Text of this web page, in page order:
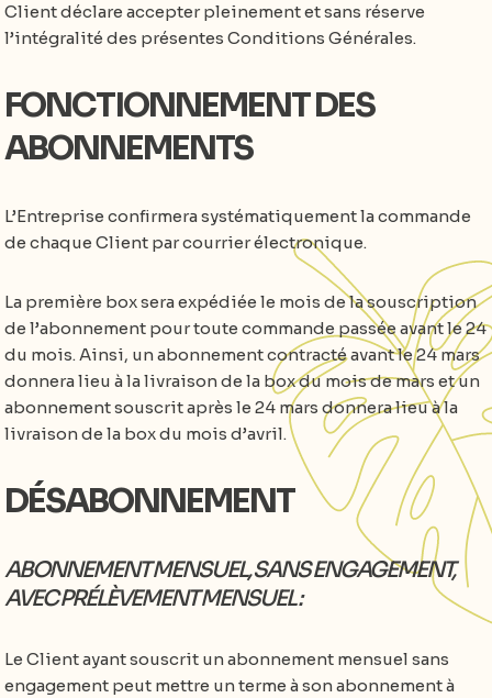
Client déclare accepter pleinement et sans réserve
l’intégralité des présentes Conditions Générales.
FONCTIONNEMENT DES
ABONNEMENTS
L’Entreprise confirmera systématiquement la commande
de chaque Client par courrier électronique.
La première box sera expédiée le mois de la souscription
de l’abonnement pour toute commande passée avant le 24
du mois. Ainsi, un abonnement contracté avant le 24 mars
donnera lieu à la livraison de la box du mois de mars et un
abonnement souscrit après le 24 mars donnera lieu à la
livraison de la box du mois d’avril.
DÉSABONNEMENT
ABONNEMENT MENSUEL, SANS ENGAGEMENT,
AVEC PRÉLÈVEMENT MENSUEL :
Le Client ayant souscrit un abonnement mensuel sans
engagement peut mettre un terme à son abonnement à